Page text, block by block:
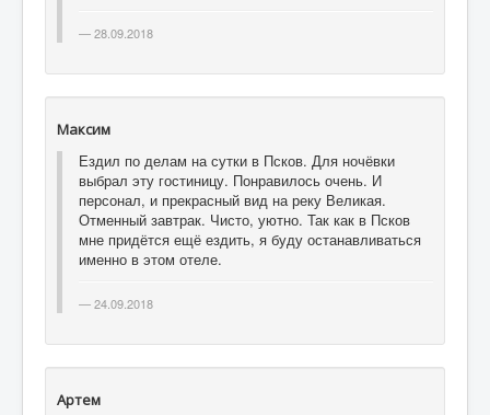
28.09.2018
Максим
Ездил по делам на сутки в Псков. Для ночёвки
выбрал эту гостиницу. Понравилось очень. И
персонал, и прекрасный вид на реку Великая.
Отменный завтрак. Чисто, уютно. Так как в Псков
мне придётся ещё ездить, я буду останавливаться
именно в этом отеле.
24.09.2018
Артем